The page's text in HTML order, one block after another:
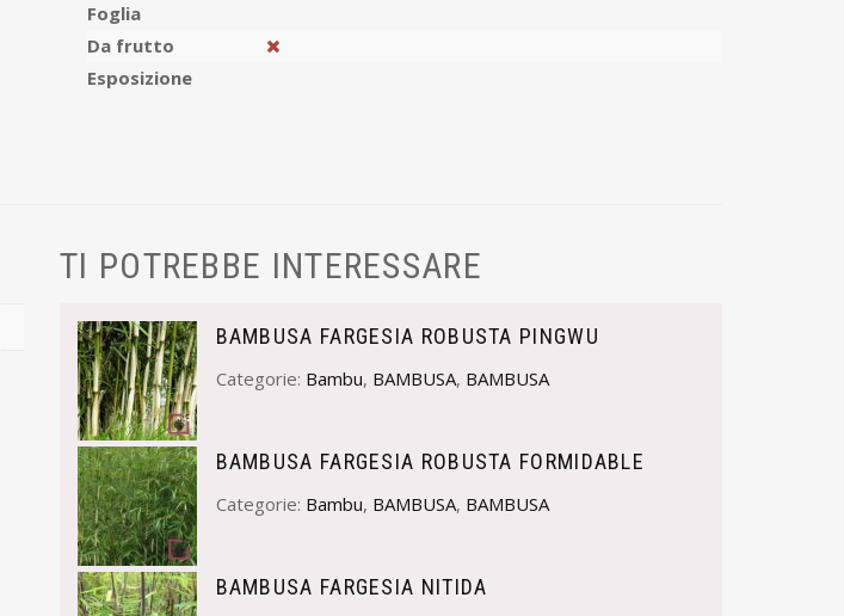
Foglia
Da frutto
Esposizione
TI POTREBBE INTERESSARE
BAMBUSA FARGESIA ROBUSTA PINGWU
Categorie: Bambu, BAMBUSA, BAMBUSA
BAMBUSA FARGESIA ROBUSTA FORMIDABLE
Categorie: Bambu, BAMBUSA, BAMBUSA
BAMBUSA FARGESIA NITIDA